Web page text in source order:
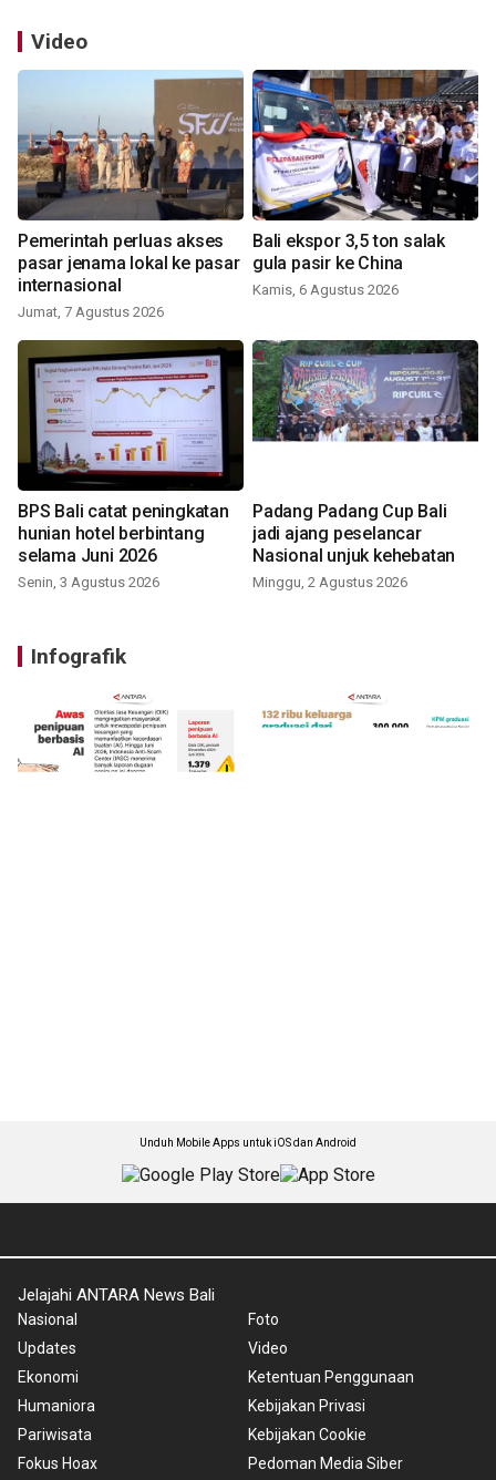
Video
Pemerintah perluas akses
pasar jenama lokal ke pasar
internasional
Jumat, 7 Agustus 2026
Bali ekspor 3,5 ton salak
gula pasir ke China
Kamis, 6 Agustus 2026
BPS Bali catat peningkatan
hunian hotel berbintang
selama Juni 2026
Senin, 3 Agustus 2026
Padang Padang Cup Bali
jadi ajang peselancar
Nasional unjuk kehebatan
Minggu, 2 Agustus 2026
Infografik
Unduh Mobile Apps untuk iOS dan Android
Jelajahi ANTARA News Bali
Nasional
Updates
Ekonomi
Humaniora
Pariwisata
Fokus Hoax
Foto
Video
Ketentuan Penggunaan
Kebijakan Privasi
Kebijakan Cookie
Pedoman Media Siber